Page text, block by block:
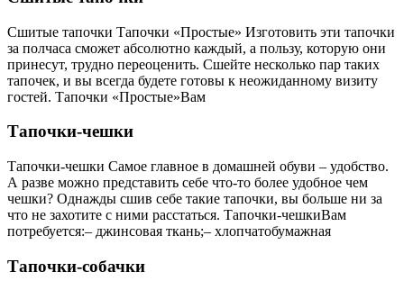
Сшитые тапочки Тапочки «Простые» Изготовить эти тапочки
за полчаса сможет абсолютно каждый, а пользу, которую они
принесут, трудно переоценить. Сшейте несколько пар таких
тапочек, и вы всегда будете готовы к неожиданному визиту
гостей. Тапочки «Простые»Вам
Тапочки-чешки
Тапочки-чешки Самое главное в домашней обуви – удобство.
А разве можно представить себе что-то более удобное чем
чешки? Однажды сшив себе такие тапочки, вы больше ни за
что не захотите с ними расстаться. Тапочки-чешкиВам
потребуется:– джинсовая ткань;– хлопчатобумажная
Тапочки-собачки